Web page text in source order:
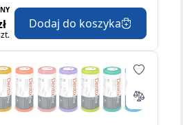
Dodaj do koszyka